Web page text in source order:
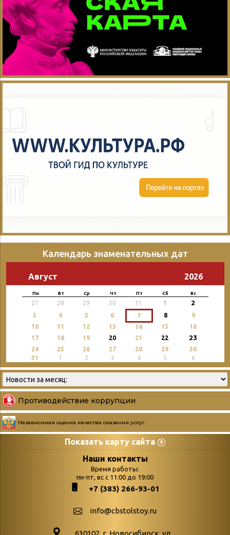
Календарь знаменательных дат
Август 2026
Пн Вт Ср Чт Пт Сб Вс
27 28 29 30 31 1 2
3 4 5 6 7 8
9
10
11 12 13 14 15
16
17
18 19 20 21 22 23
24 25 26 27 28 29
30
31
1 2 3 4 5 6
Противодействие коррупции
Независимая оценка качества оказания услуг
Показать карту сайта
Страницы
podvedenie-itogov-festivalya-
paskhalnaya-palitra
поступлений
Война. Народ.
Наши контакты
Время работы:
пн-пт, вс с 11:00 до 19:00
+7 (383) 266-93-01
info@cbstolstoy.ru
630102. г. Новосибирск, ул.